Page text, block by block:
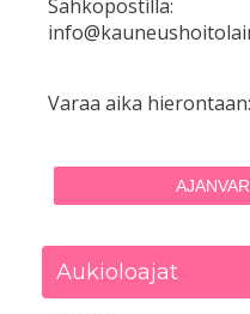
Sähköpostilla:
Varaa aika hierontaan:
Aukioloajat